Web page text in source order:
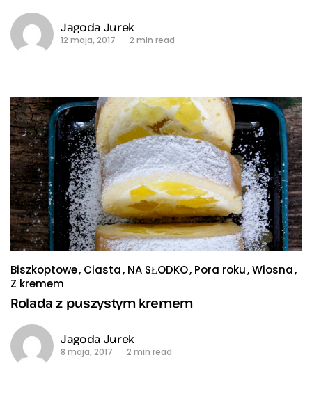
Jagoda Jurek
12 maja, 2017 2 min read
Biszkoptowe Ciasta NA SŁODKO Pora roku Wiosna
Z kremem
Rolada z puszystym kremem
Jagoda Jurek
8 maja, 2017 2 min read